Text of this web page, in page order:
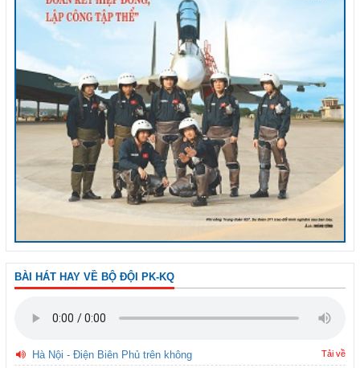
BÀI HÁT HAY VỀ BỘ ĐỘI PK-KQ
Hà Nội - Điện Biên Phủ trên không Tải về